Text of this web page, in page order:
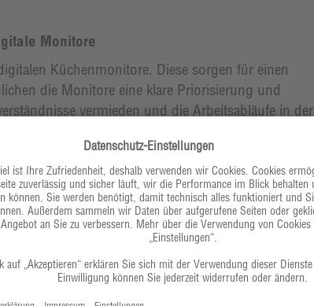
Monitore
Küchenmonitore. Diese sorgen für einen
die Monitore eine klare Priorisierung und
vermieden und die Arbeitsabläufe in der
entfällt der Bedarf an gedruckten Bestellbons,
die Nachhaltigkeit des Betriebs fördert.
LINA Team. Auf Grundlage von Verkaufsdaten
Personal in Stoßzeiten zur Verfügung
hohe Servicequalität.